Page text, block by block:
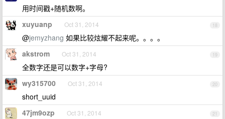
用时间戳+随机数啊。
18
xuyuanp Oct 31, 2014
@jemyzhang 如果比较炫耀不起来呢。。。。
19
akstrom Oct 31, 2014
全数字还是可以数字+字母?
20
wy315700 Oct 31, 2014
short_uuid
21
47jm9ozp Oct 31, 2014